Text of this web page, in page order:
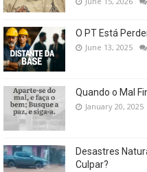
O PT Está
June 13, 2025
Quando o Mal
January 20, 2025
Desastres
Culpar?